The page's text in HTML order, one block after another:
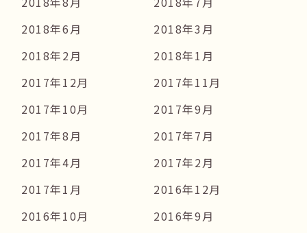
2018年6月
2018年3月
2018年2月
2018年1月
2017年12月
2017年11月
2017年10月
2017年9月
2017年8月
2017年7月
2017年4月
2017年2月
2017年1月
2016年12月
2016年10月
2016年9月